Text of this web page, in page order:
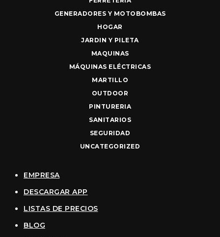
GENERADORES Y MOTOBOMBAS
HOGAR
JARDIN Y PILETA
MAQUINAS
MÁQUINAS ELÉCTRICAS
MARTILLO
OUTDOOR
PINTURERIA
SANITARIOS
SEGURIDAD
UNCATEGORIZED
EMPRESA
DESCARGAR APP
LISTAS DE PRECIOS
BLOG